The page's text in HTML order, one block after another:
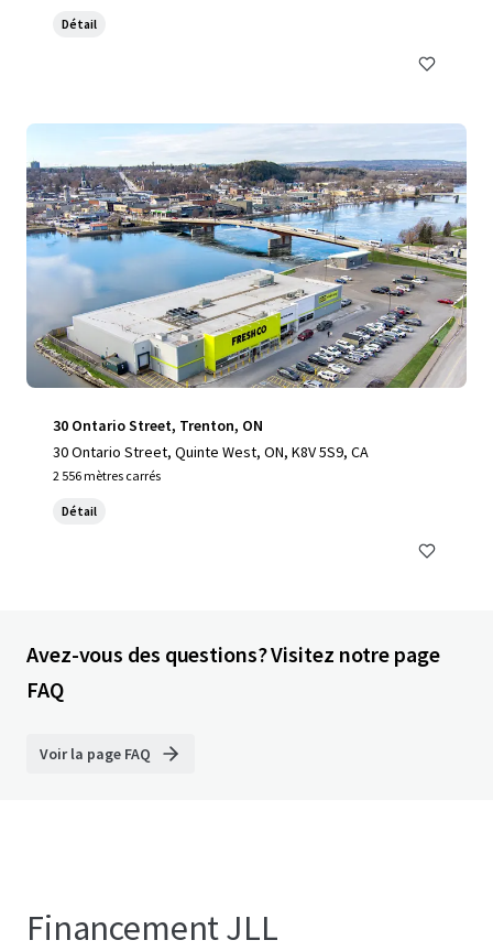
Détail
30 Ontario Street, Trenton, ON
30 Ontario Street, Quinte West, ON, K8V 5S9, CA
2 556 mètres carrés
Détail
Avez-vous des questions? Visitez notre page
FAQ
Voir la page FAQ
Financement JLL